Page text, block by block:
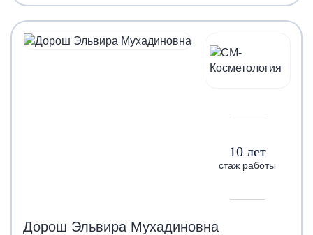
10 лет
стаж работы
Дорош Эльвира Мухадиновна